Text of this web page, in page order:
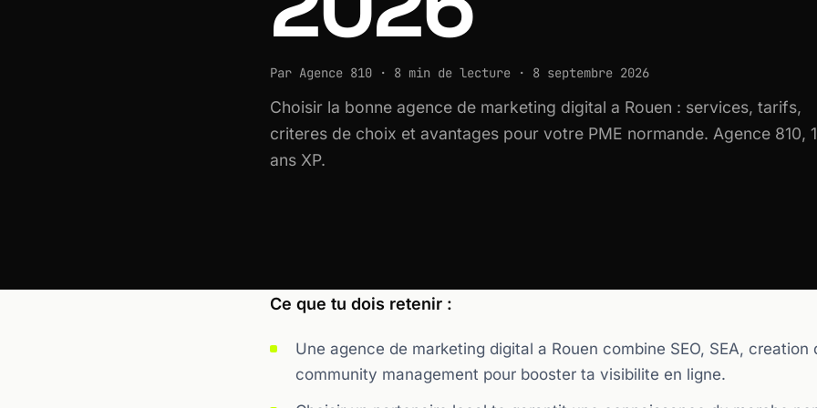
Par Agence 810 · 8 min de lecture · 8 septembre 2026
Choisir la bonne agence de marketing digital a Rouen : services, tarifs,
criteres de choix et avantages pour votre PME normande. Agence 810,
ans XP.
Ce que tu dois retenir :
Une agence de marketing digital a Rouen combine SEO, SEA, creation
community management pour booster ta visibilite en ligne.